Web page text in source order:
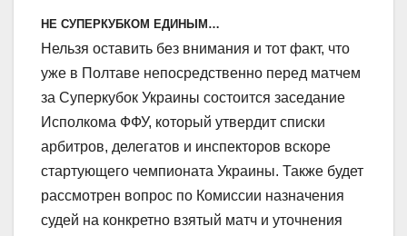
НЕ СУПЕРКУБКОМ ЕДИНЫМ…
Нельзя оставить без внимания и тот факт, что
уже в Полтаве непосредственно перед матчем
за Суперкубок Украины состоится заседание
Исполкома ФФУ, который утвердит списки
арбитров, делегатов и инспекторов вскоре
стартующего чемпионата Украины. Также будет
рассмотрен вопрос по Комиссии назначения
судей на конкретно взятый матч и уточнения